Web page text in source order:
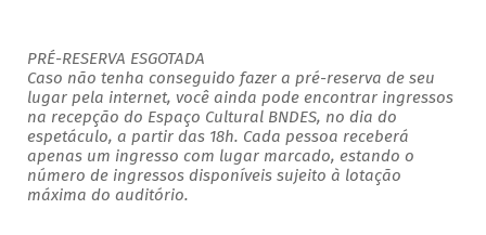
PRÉ-RESERVA ESGOTADA
Caso não tenha conseguido fazer a pré-reserva de seu
lugar pela internet, você ainda pode encontrar ingressos
na recepção do Espaço Cultural BNDES, no dia do
espetáculo, a partir das 18h. Cada pessoa receberá
apenas um ingresso com lugar marcado, estando o
número de ingressos disponíveis sujeito à lotação
máxima do auditório.